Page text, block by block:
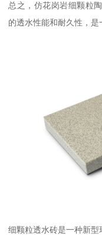
总之，仿花岗岩细颗粒
的透水性能和耐久性，是
细颗粒透水砖是一种新型